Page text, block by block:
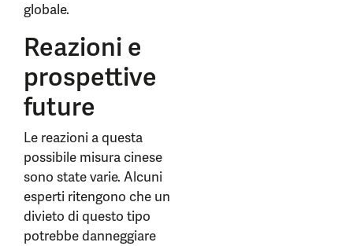
globale.
Reazioni e
prospettive
future
Le reazioni a questa
possibile misura cinese
sono state varie. Alcuni
esperti ritengono che un
divieto di questo tipo
potrebbe danneggiare